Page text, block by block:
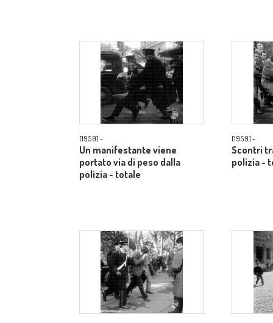
[1959] -
Un manifestante viene
portato via di peso dalla
polizia - totale
[1959] -
Scontri
polizia -